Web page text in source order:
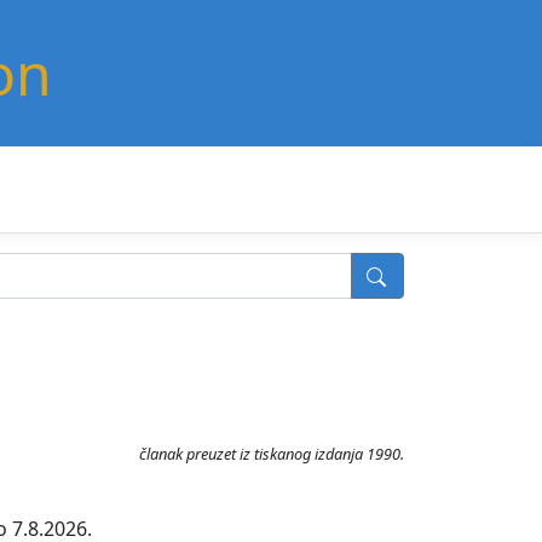
članak preuzet iz tiskanog izdanja 1990.